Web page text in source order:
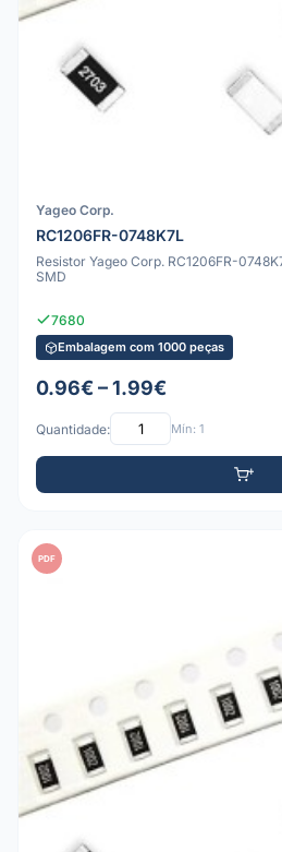
Yageo Corp.
RC1206FR-0748K7L
Resistor Yageo Corp. RC1206FR-
SMD
7680
Embalagem com 1000 peças
0.96€ – 1.99€
Quantidade: Mín: 1
PDF